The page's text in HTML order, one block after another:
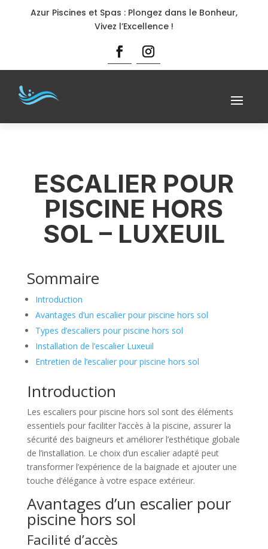
Azur Piscines et Spas : Plongez dans le Bonheur,
Vivez l’Excellence !
ESCALIER POUR
PISCINE HORS
SOL – LUXEUIL
Sommaire
Introduction
Avantages d’un escalier pour piscine hors sol
Types d’escaliers pour piscine hors sol
Installation de l’escalier Luxeuil
Entretien de l’escalier pour piscine hors sol
Introduction
Les escaliers pour piscine hors sol sont des éléments
essentiels pour faciliter l’accès à la piscine, assurer la
sécurité des baigneurs et améliorer l’esthétique globale
de l’installation. Le choix d’un escalier adapté peut
transformer l’expérience de la baignade et ajouter une
touche d’élégance à votre espace extérieur.
Avantages d’un escalier pour
piscine hors sol
Facilité d’accès